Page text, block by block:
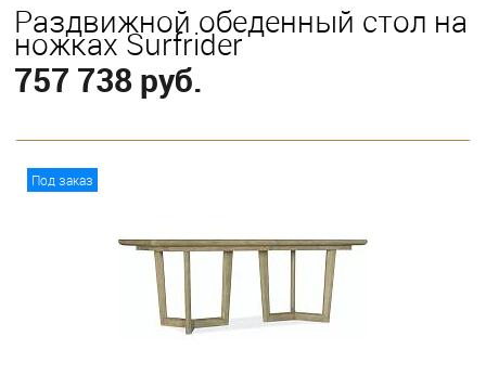
Раздвижной обеденный стол на
ножках Surfrider
757 738 руб.
Под заказ